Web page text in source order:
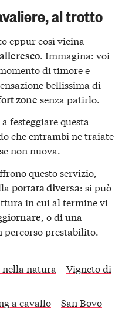
al trotto
eppur così vicina
. Immagina: voi
di timore e
bellissima di
zone senza patirlo.
festeggiare questa
che entrambi ne traiate
non nuova.
questo servizio,
portata diversa: si può
in cui al termine vi
, o di una
percorso prestabilito.
natura –Vigneto di
a cavallo–San Bovo–